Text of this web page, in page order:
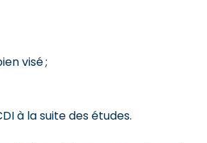
visé ;
à la suite des études.